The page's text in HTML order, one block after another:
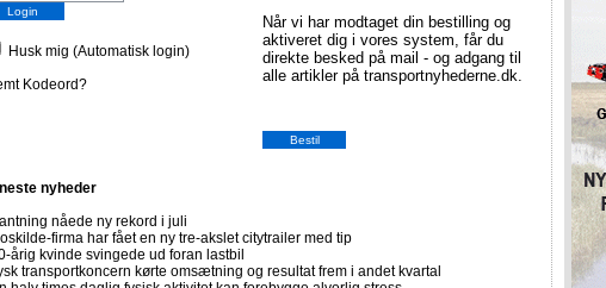
Husk mig (Automatisk login)
Kodeord?
Når vi har modtaget din bestilling og
aktiveret dig i vores system, får du
direkte besked på mail - og adgang til
alle artikler på transportnyhederne.dk.
nyheder
nåede ny rekord i juli
firma har fået en ny tre-akslet citytrailer med tip
årig kvinde svingede ud foran lastbil
transportkoncern kørte omsætning og resultat frem i andet kvartal